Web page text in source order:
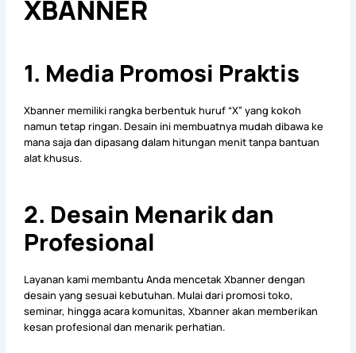
XBANNER
1. Media Promosi Praktis
Xbanner memiliki rangka berbentuk huruf “X” yang kokoh
namun tetap ringan. Desain ini membuatnya mudah dibawa ke
mana saja dan dipasang dalam hitungan menit tanpa bantuan
alat khusus.
2. Desain Menarik dan
Profesional
Layanan kami membantu Anda mencetak Xbanner dengan
desain yang sesuai kebutuhan. Mulai dari promosi toko,
seminar, hingga acara komunitas, Xbanner akan memberikan
kesan profesional dan menarik perhatian.